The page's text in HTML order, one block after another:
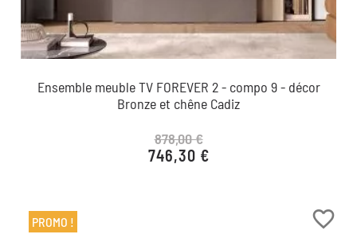
Ensemble meuble TV FOREVER 2 - compo 9 - décor
Bronze et chêne Cadiz
Prix de base
878,00 €
Prix
746,30 €
favorite_border
PROMO !